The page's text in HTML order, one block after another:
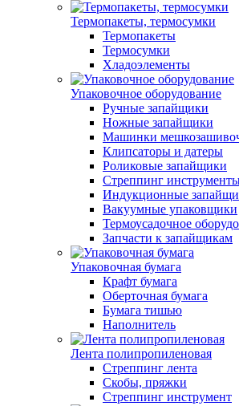
Термопакеты, термосумки
Термопакеты
Термосумки
Хладоэлементы
Упаковочное оборудование
Ручные запайщики
Ножные запайщики
Машинки
Клипсаторы и датеры
Роликовые запайщики
Стреппинг
Индукционные
Вакуумные упаковщики
Термоусадочное
Запчасти к запайщикам
Упаковочная бумага
Крафт бумага
Оберточная бумага
Бумага тишью
Наполнитель
Лента полипропиленовая
Стреппинг лента
Скобы, пряжки
Стреппинг инструмент